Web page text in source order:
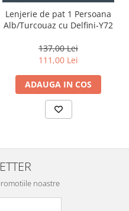
Lenjerie de pat 1 Persoana
Alb/Turcouaz cu Delfini-Y72
137,00 Lei
111,00 Lei
ADAUGA IN COS
noastre